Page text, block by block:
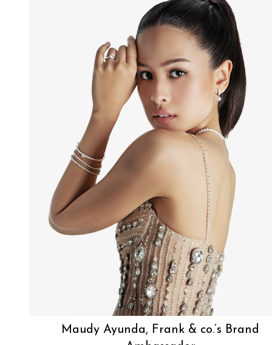
Maudy Ayunda, Frank & co.’s Brand